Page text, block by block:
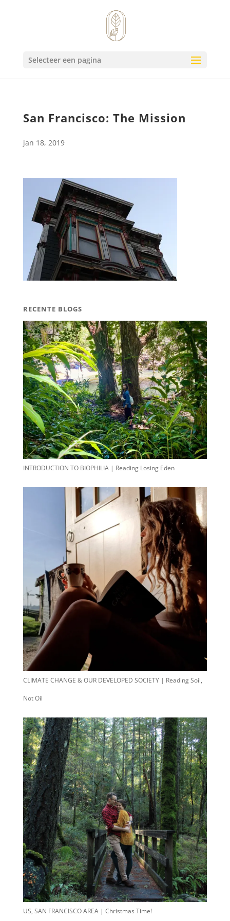
Selecteer een pagina
San Francisco: The Mission
jan 18, 2019
RECENTE BLOGS
INTRODUCTION TO BIOPHILIA | Reading Losing Eden
CLIMATE CHANGE & OUR DEVELOPED SOCIETY | Reading Soil,
Not Oil
US, SAN FRANCISCO AREA | Christmas Time!